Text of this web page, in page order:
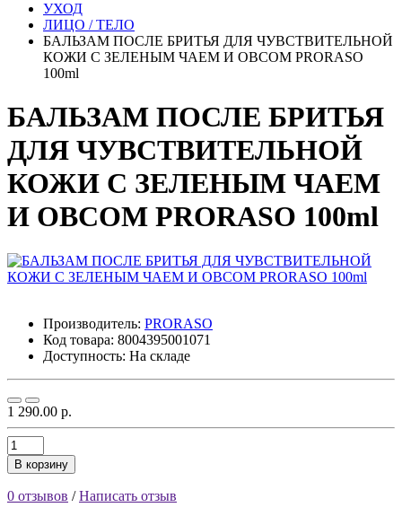
УХОД
ЛИЦО / ТЕЛО
БАЛЬЗАМ ПОСЛЕ БРИТЬЯ ДЛЯ ЧУВСТВИТЕЛЬНОЙ
КОЖИ С ЗЕЛЕНЫМ ЧАЕМ И ОВСОМ PRORASO
100ml
БАЛЬЗАМ ПОСЛЕ БРИТЬЯ
ДЛЯ ЧУВСТВИТЕЛЬНОЙ
КОЖИ С ЗЕЛЕНЫМ ЧАЕМ
И ОВСОМ PRORASO 100ml
Производитель: PRORASO
Код товара: 8004395001071
Доступность: На складе
1 290.00 р.
В корзину
0 отзывов /Написать отзыв